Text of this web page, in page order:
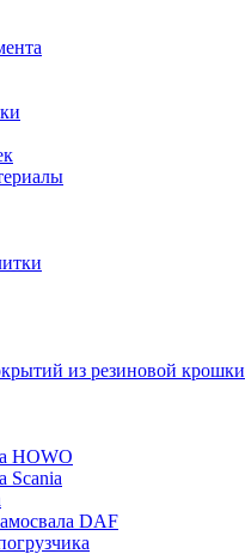
из резиновой крошки
HOWO
Scania
DAF